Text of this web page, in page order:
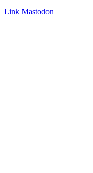
Link Mastodon